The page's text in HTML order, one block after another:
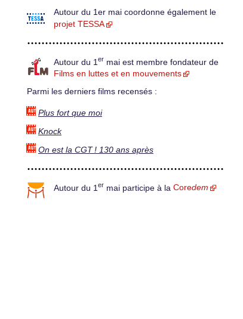
Autour du 1er mai coordonne également le
projet TESSA
Autour du 1 er mai est membre fondateur de
Films en luttes et en mouvements
Parmi les derniers films recensés :
Plus fort que moi
Knock
On est la CGT ! 130 ans après
Autour du 1 er mai participe à la Coredem